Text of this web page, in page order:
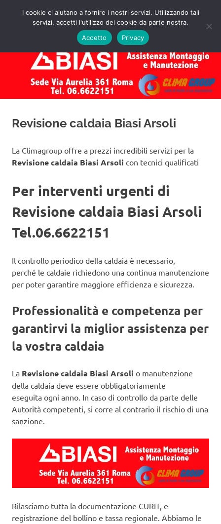
Assistenza
Caldaie
Biasi
Roma
Preventivo!
MENU
Revisione caldaia Biasi Arsoli
La Climagroup offre a prezzi incredibili servizi per la
Revisione caldaia Biasi Arsoli con tecnici qualificati
Per interventi urgenti di
Revisione caldaia Biasi Arsoli
Tel.06.6622151
Il controllo periodico della caldaia è necessario,
perché le caldaie richiedono una continua manutenzione
per poter garantire maggiore efficienza e sicurezza.
Professionalità e competenza per
garantirvi la miglior assistenza per
la vostra caldaia
La Revisione caldaia Biasi Arsoli o manutenzione
della caldaia deve essere obbligatoriamente
eseguita ogni anno. In caso di controllo da parte delle
Autorità competenti, si corre al contrario il rischio di una
sanzione.
Rilasciamo tutta la documentazione CURIT, e
registrazione del bollino e tassa regionale. Abbiamo le
I cookie ci aiutano a fornire i nostri servizi. Utilizzando tali
servizi, accetti l'utilizzo dei cookie da parte nostra.
Accetto
Privacy